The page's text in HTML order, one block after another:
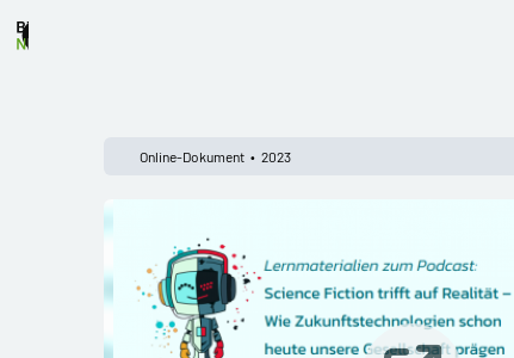
Online-Dokument 2023